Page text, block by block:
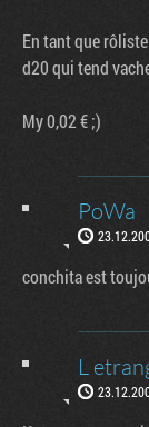
En tant que
d20 qui tend
My 0,02 € ;)
PoWa
conchita est
L